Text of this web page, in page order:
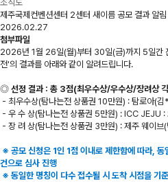
조직도
제주국제컨벤션센터 2센터 새이름 공모 결과 알림
2026.02.27
첨부파일
2026년 1월 26일(월)부터 30일(금)까지 5일간
전'의 결과를 아래와 같이 알려드립니다.
◎ 선정 결과 : 총 3점(최우수상/우수상/장려상
- 최우수상(탐나는전 상품권 10만원) : 탐로
- 우 수 상(탐나는전 상품권 5만원) : ICC
- 장 려 상(탐나는전 상품권 3만원) : 제주 웨
※ 공모 신청은 1인 1점 이내로 제한함에 따라,
건으로 심사 진행
※ 동일한 명칭이 다수 접수될 시 도착 시점을 기